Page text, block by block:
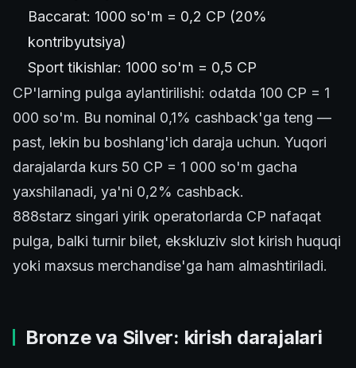
Baccarat: 1000 so'm = 0,2 CP (20%
kontribyutsiya)
Sport tikishlar: 1000 so'm = 0,5 CP
CP'larning pulga aylantirilishi: odatda 100 CP = 1
000 so'm. Bu nominal 0,1% cashback'ga teng —
past, lekin bu boshlang'ich daraja uchun. Yuqori
darajalarda kurs 50 CP = 1 000 so'm gacha
yaxshilanadi, ya'ni 0,2% cashback.
888starz singari yirik operatorlarda CP nafaqat
pulga, balki turnir bilet, ekskluziv slot kirish huquqi
yoki maxsus merchandise'ga ham almashtiriladi.
Bronze va Silver: kirish darajalari